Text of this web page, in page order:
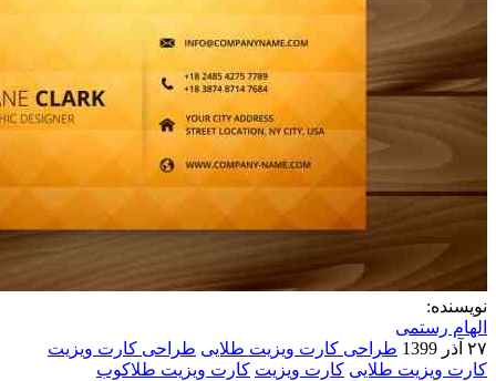
نویسنده:
الهام رستمی
۲۷ آذر 1399
طراحی کارت ویزیت طلایی طراحی کارت ویزیت
کارت ویزیت طلایی کارت ویزیت کارت ویزیت طلاکوب